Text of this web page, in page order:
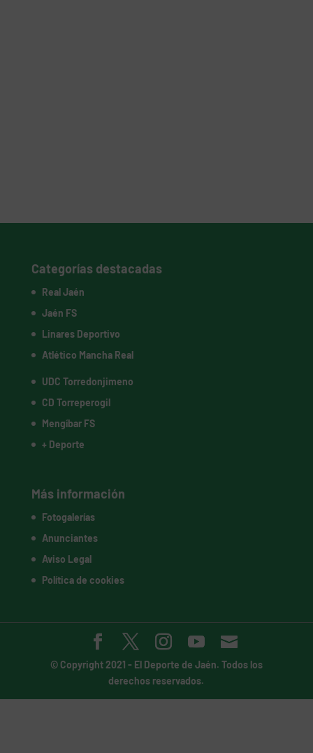
Categorías destacadas
Real Jaén
Jaén FS
Linares Deportivo
Atlético Mancha Real
UDC Torredonjimeno
CD Torreperogil
Mengíbar FS
+ Deporte
Más información
Fotogalerías
Anunciantes
Aviso Legal
Política de cookies
© Copyright 2021 - El Deporte de Jaén. Todos los
derechos reservados.